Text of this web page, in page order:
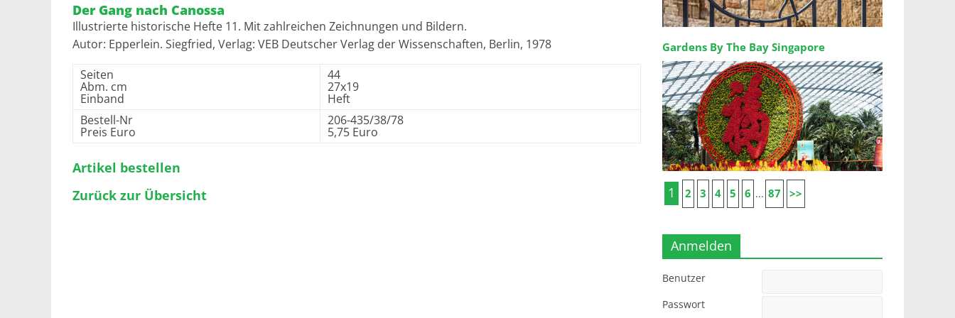
Der Gang nach Canossa
Illustrierte historische Hefte 11. Mit zahlreichen Zeichnungen und Bildern.
Autor: Epperlein. Siegfried, Verlag: VEB Deutscher Verlag der Wissenschaften, Berlin, 1978
Seiten
Abm. cm
Einband
44
27x19
Heft
Bestell-Nr
Preis Euro
206-435/38/78
5,75 Euro
Artikel bestellen
Zurück zur Übersicht
Gardens By The Bay Singapore
1 2 3 4 5 6 ... 87 >>
Anmelden
Benutzer
Passwort